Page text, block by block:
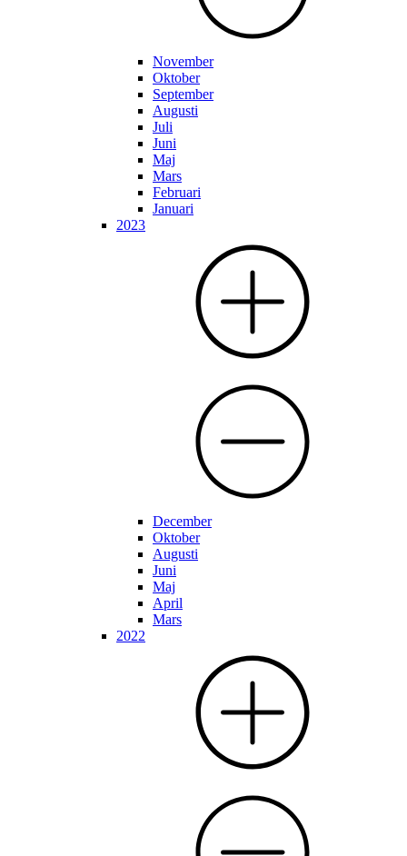
November
Oktober
September
Augusti
Juli
Juni
Maj
Mars
Februari
Januari
2023
December
Oktober
Augusti
Juni
Maj
April
Mars
2022